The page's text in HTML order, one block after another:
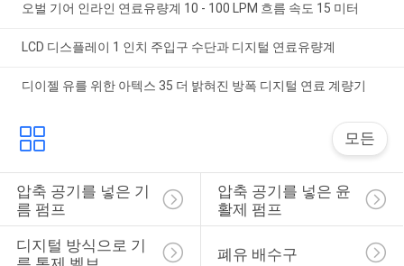
오벌 기어 인라인 연료유량계 10 - 100 LPM 흐름 속도 15 미터
LCD 디스플레이 1 인치 주입구 수단과 디지털 연료유량계
디이젤 유를 위한 아텍스 35 더 밝혀진 방폭 디지털 연료 계량기
모든
압축 공기를 넣은 기
름 펌프
압축 공기를 넣은 윤
활제 펌프
디지털 방식으로 기
폐유 배수구